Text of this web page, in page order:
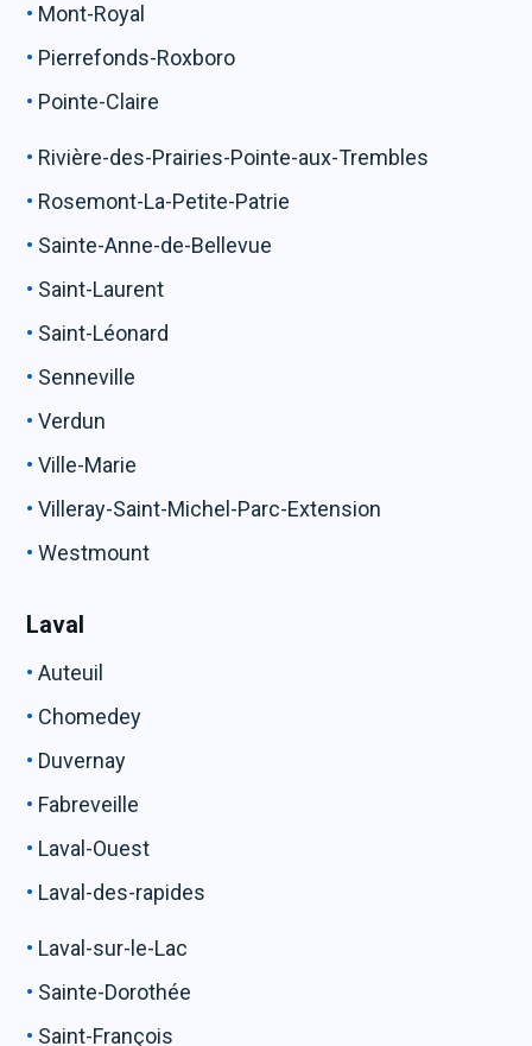
Mont-Royal
Pierrefonds-Roxboro
Pointe-Claire
Rivière-des-Prairies-Pointe-aux-Trembles
Rosemont-La-Petite-Patrie
Sainte-Anne-de-Bellevue
Saint-Laurent
Saint-Léonard
Senneville
Verdun
Ville-Marie
Villeray-Saint-Michel-Parc-Extension
Westmount
Laval
Auteuil
Chomedey
Duvernay
Fabreveille
Laval-Ouest
Laval-des-rapides
Laval-sur-le-Lac
Sainte-Dorothée
Saint-François